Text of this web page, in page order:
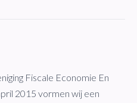
Fiscale Economie En
2015 vormen wij een